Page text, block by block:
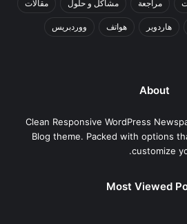
مراجعة مشاكل و حلول مقالات
هاردوير هواتف ووردبريس
About
Clean Responsive WordPress
Blog theme. Packed with options
customize
Most Viewed